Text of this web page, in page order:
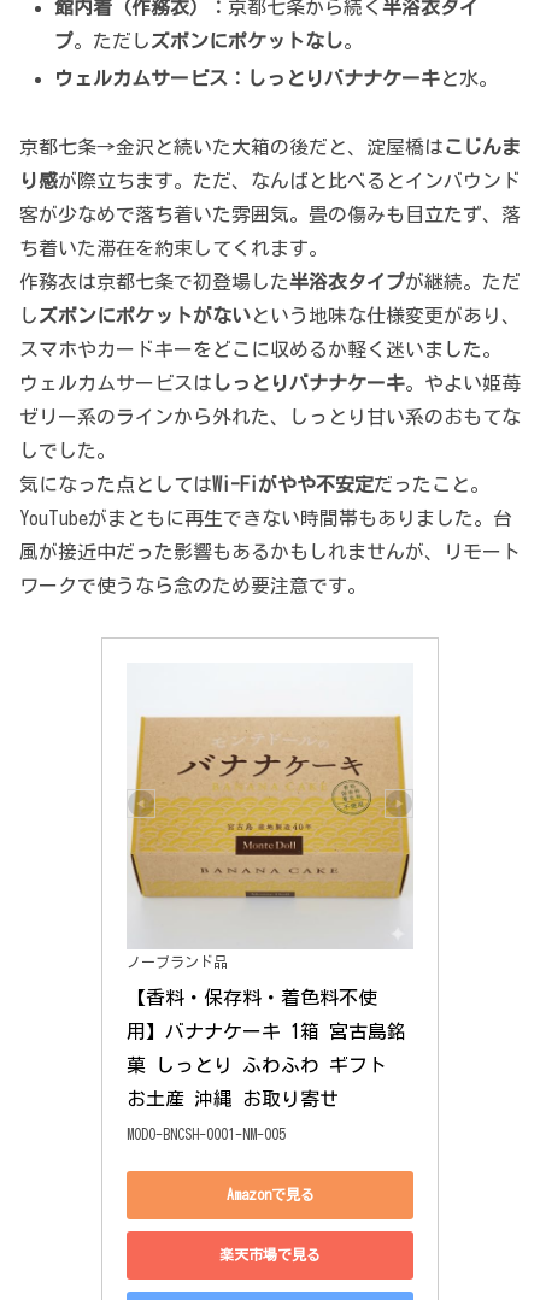
館内着（作務衣）： 京都七条から続く半浴衣タイ
プ。ただし ズボンにポケットなし。
ウェルカムサービス： しっとりバナナケーキと水。
京都七条→金沢と続いた大箱の後だと、淀屋橋はこじんま
り感が際立ちます。ただ、なんばと比べるとインバウンド
客が少なめで落ち着いた雰囲気。畳の傷みも目立たず、落
ち着いた滞在を約束してくれます。
作務衣は京都七条で初登場した半浴衣タイプが継続。ただ
し ズボンにポケットがないという地味な仕様変更があり、
スマホやカードキーをどこに収めるか軽く迷いました。
ウェルカムサービスは しっとりバナナケーキ。やよい姫苺
ゼリー系のラインから外れた、しっとり甘い系のおもてな
しでした。
気になった点としてはWi-Fiがやや不安定だったこと。
YouTubeがまともに再生できない時間帯もありました。台
風が接近中だった影響もあるかもしれませんが、リモート
ワークで使うなら念のため要注意です。
ノーブランド品
【香料・保存料・着色料不使
用】バナナケーキ 1箱 宮古島銘
菓 しっとり ふわふわ ギフト
お土産 沖縄 お取り寄せ
MODO-BNCSH-0001-NM-005
Amazonで見る
楽天市場で見る